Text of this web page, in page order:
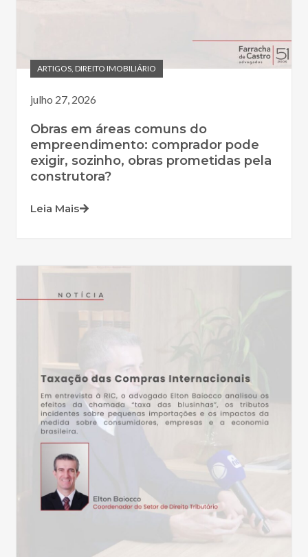
ARTIGOS, DIREITO IMOBILIÁRIO
julho 27, 2026
Obras em áreas comuns do
empreendimento: comprador pode
exigir, sozinho, obras prometidas pela
construtora?
Leia Mais